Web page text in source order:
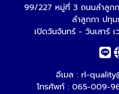
99/227 หมู่ที่ 3 ถนนลำลูก
ลำลูกกา ปทุม
เปิดวันจันทร์ - วันเสาร์
อีเมล : rl-
โทรศัพท์ : 065-009-